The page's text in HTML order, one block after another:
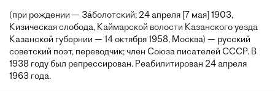
(при рождении — За́болотский; 24 апреля [7 мая] 1903,
Кизическая слобода, Каймарской волости Казанского уезда
Казанской губернии — 14 октября 1958, Москва) — русский
советский поэт, переводчик; член Союза писателей СССР. В
1938 году был репрессирован. Реабилитирован 24 апреля
1963 года.